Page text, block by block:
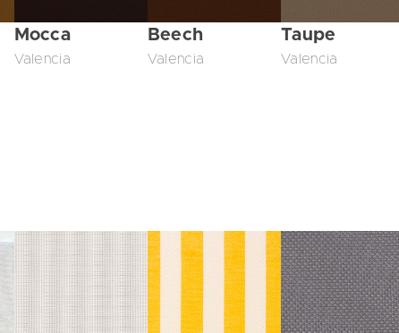
Mocca
Valencia
Beech
Valencia
Taupe
Valencia